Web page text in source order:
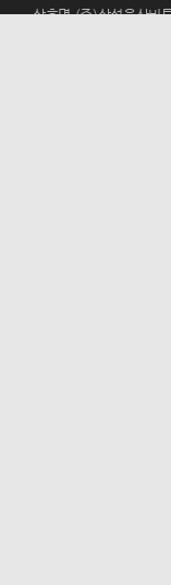
상호명 (주)삼성울산